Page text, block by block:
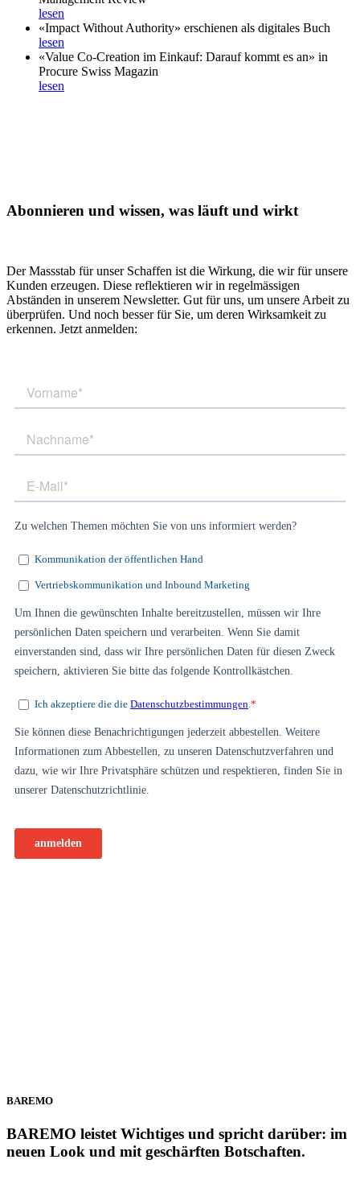
lesen
«Impact Without Authority» erschienen als digitales Buch
lesen
«Value Co-Creation im Einkauf: Darauf kommt es an» in
Procure Swiss Magazin
lesen
Abonnieren und wissen, was läuft und wirkt
Der Massstab für unser Schaffen ist die Wirkung, die wir für unsere
Kunden erzeugen. Diese reflektieren wir in regelmässigen
Abständen in unserem Newsletter. Gut für uns, um unsere Arbeit zu
überprüfen. Und noch besser für Sie, um deren Wirksamkeit zu
erkennen. Jetzt anmelden:
BAREMO
BAREMO leistet Wichtiges und spricht darüber: im
neuen Look und mit geschärften Botschaften.